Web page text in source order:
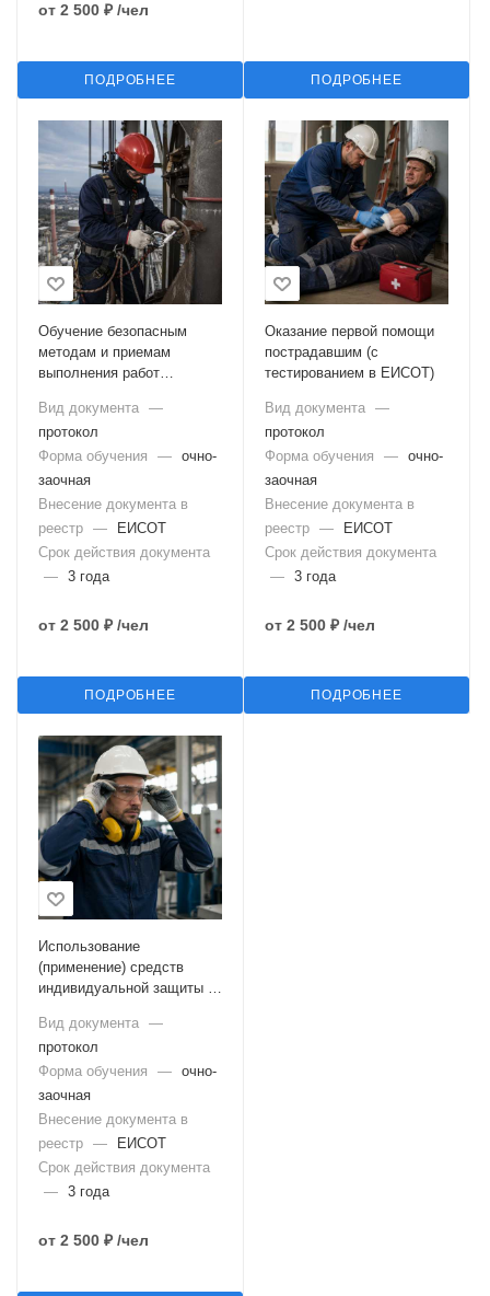
от 2 500 ₽ /чел
ПОДРОБНЕЕ ПОДРОБНЕЕ
Обучение безопасным
методам и приемам
выполнения работ
которым предъявляются
дополнительные
требования в соответствии
с нормативными
правовыми актами (с
тестированием в ЕИСОТ)
Вид документа —
протокол
Форма обучения
— очно-
заочная
Внесение документа в
реестр —
ЕИСОТ
Срок действия документа
— 3 года
от 2 500 ₽ /чел
ПОДРОБНЕЕ
Оказание первой помощи
пострадавшим (с
тестированием в ЕИСОТ)
Вид документа —
протокол
Форма обучения
— очно-
заочная
Внесение документа в
реестр —
ЕИСОТ
Срок действия документа
— 3 года
от 2 500 ₽ /чел
ПОДРОБНЕЕ
Использование
(применение) средств
индивидуальной защиты (с
Вид документа —
протокол
Форма обучения
— очно-
заочная
Внесение документа в
реестр —
ЕИСОТ
Срок действия документа
— 3 года
от 2 500 ₽ /чел